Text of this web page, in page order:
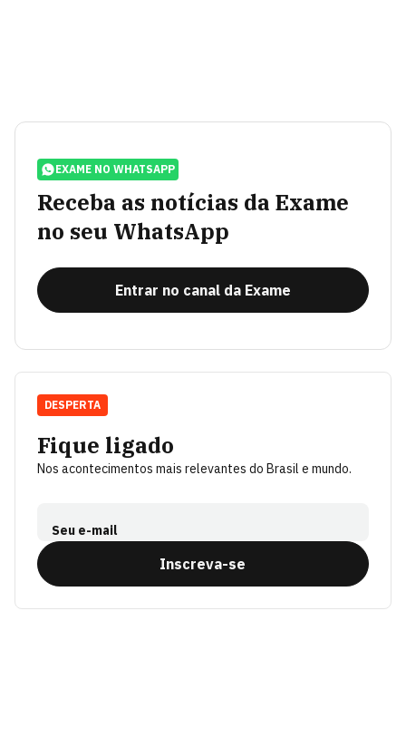
EXAME NO WHATSAPP
Receba as notícias da Exame
no seu WhatsApp
Entrar no canal da Exame
Fique ligado
Nos acontecimentos mais relevantes do Brasil e mundo.
Seu e-mail
Inscreva-se
DESPERTA